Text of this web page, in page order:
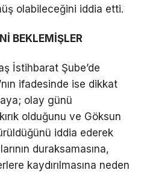
olabileceğini iddia etti.
BEKLEMİŞLER
İstihbarat Şube’de
ifadesinde ise dikkat
olay günü
olduğunu ve Göksun
iddia ederek
duraksamasına,
kaydırılmasına neden